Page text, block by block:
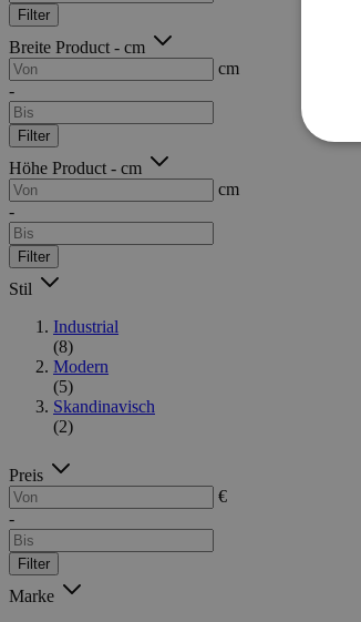
Filter
Breite Product - cm
cm
-
Filter
Höhe Product - cm
cm
-
Filter
Stil
Industrial
(8)
Modern
(5)
Skandinavisch
(2)
Preis
€
-
Filter
Marke